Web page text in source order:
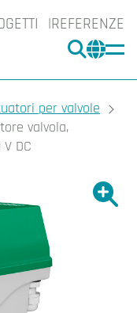
REFERENZE
CERCA
per valvole
valvola,
DC